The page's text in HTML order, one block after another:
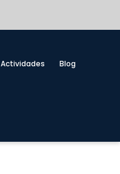
Actividades Blog